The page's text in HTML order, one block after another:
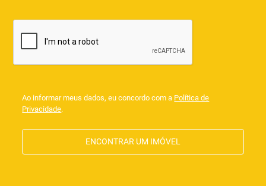
Ao informar meus dados, eu concordo com a Política de
Privacidade.
ENCONTRAR UM IMÓVEL